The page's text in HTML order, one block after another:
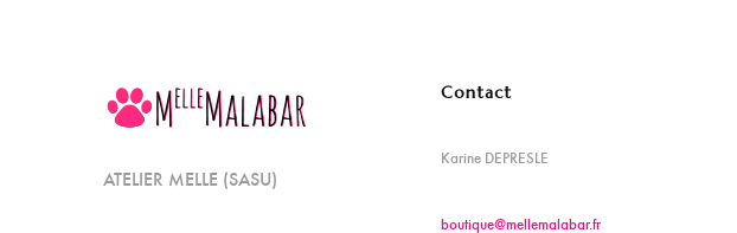
ATELIER MELLE (SASU)
Contact
Karine DEPRESLE
boutique@mellemalabar.fr